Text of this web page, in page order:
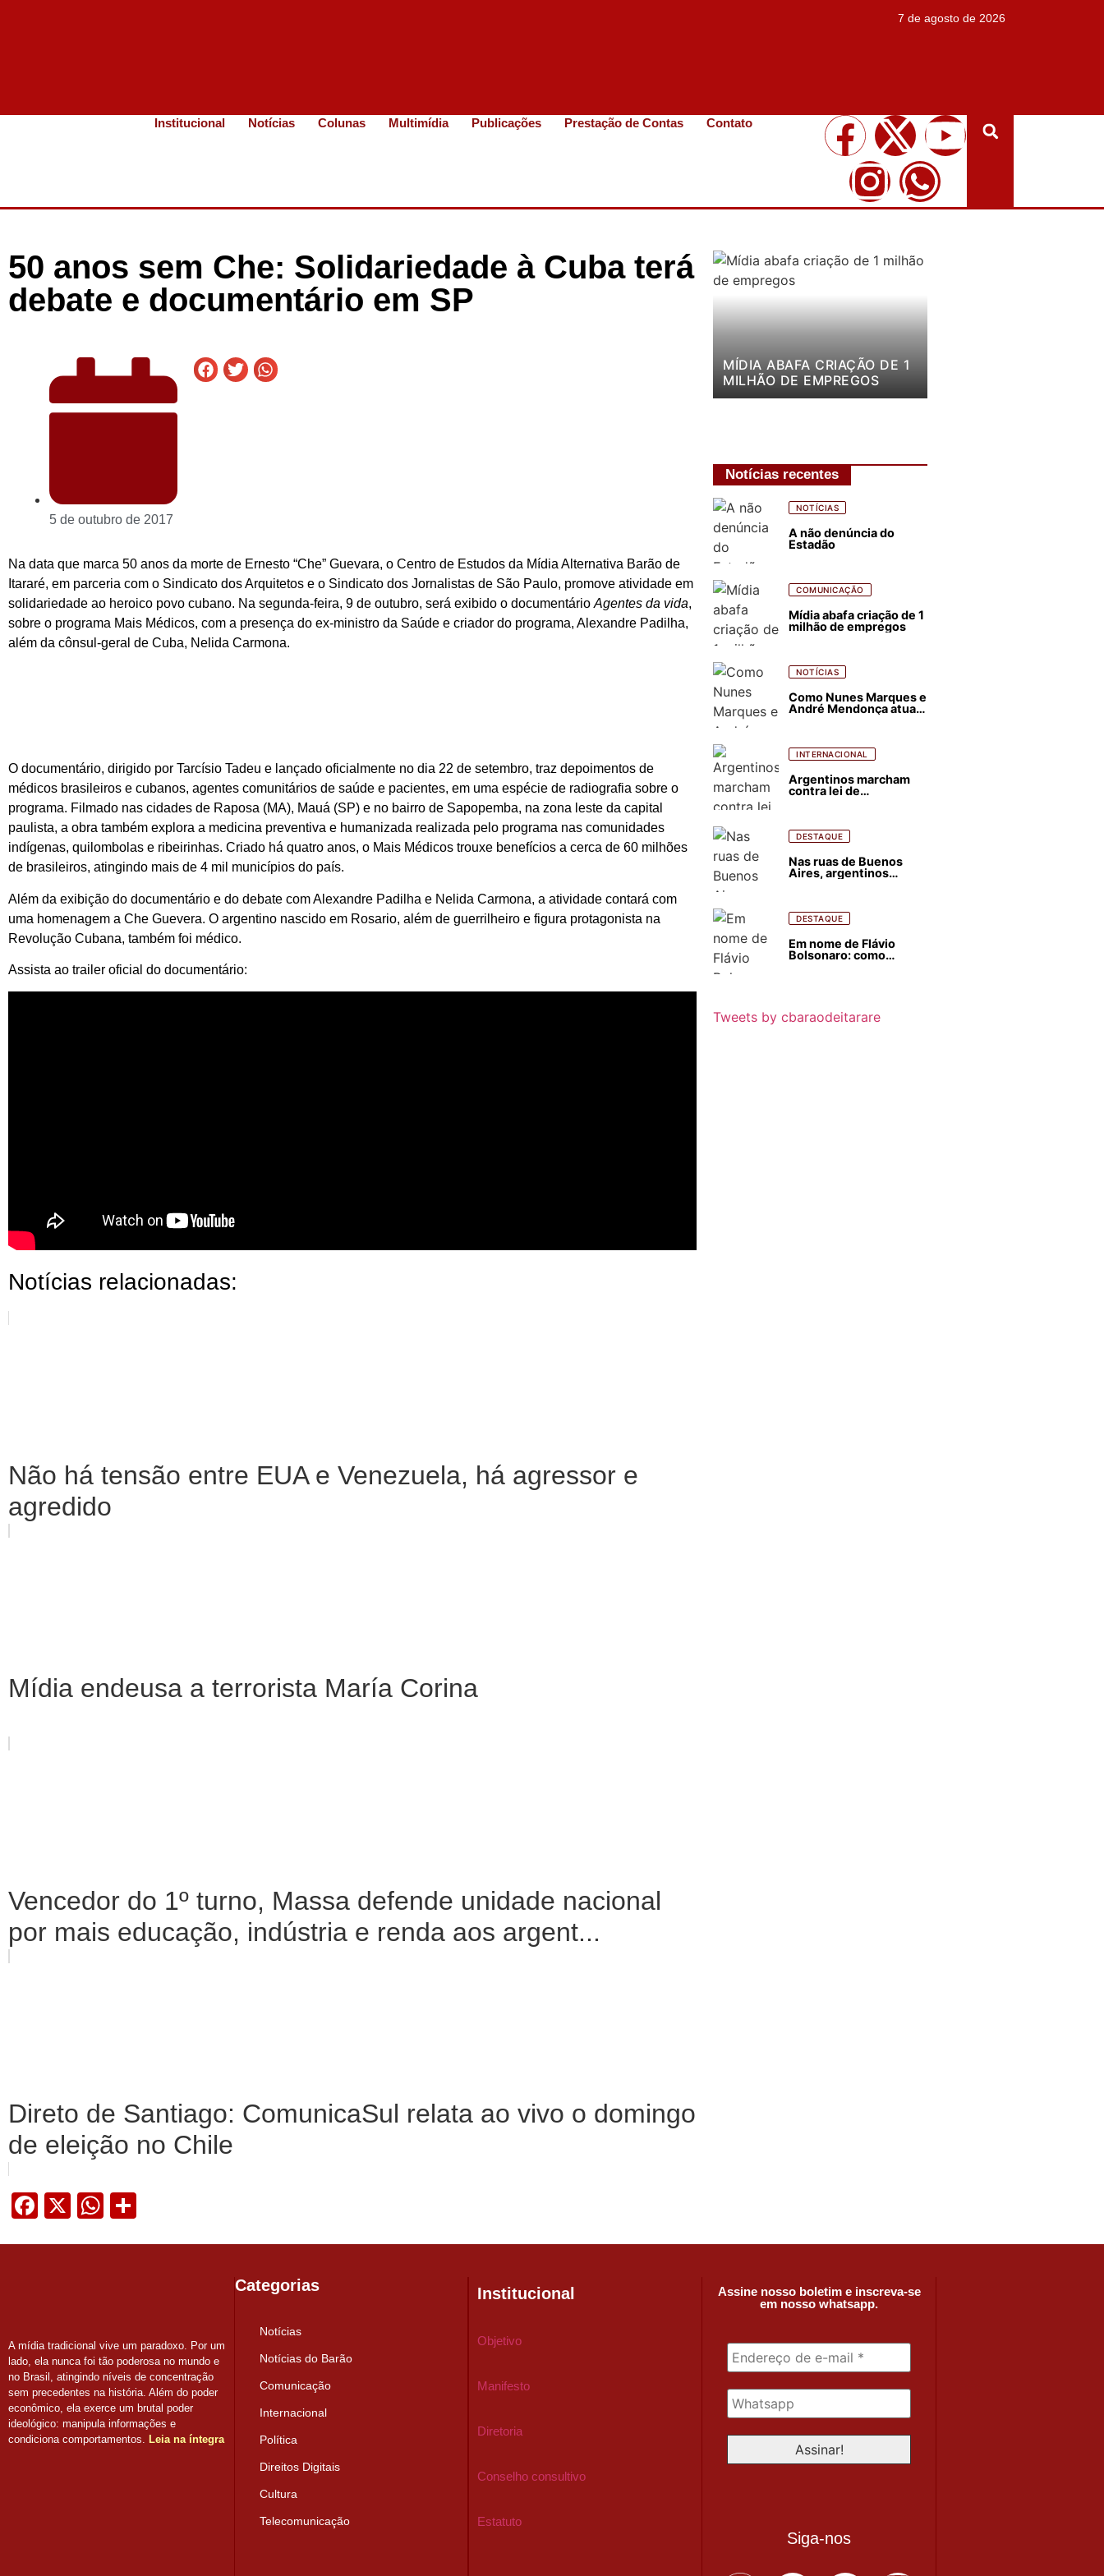
7 de agosto de 2026
Institucional Notícias Colunas Multimídia Publicações Prestação de Contas Contato
50 anos sem Che: Solidariedade à Cuba terá
debate e documentário em SP
5 de outubro de 2017
Na data que marca 50 anos da morte de Ernesto “Che” Guevara, o Centro de Estudos da Mídia Alternativa Barão de
Itararé, em parceria com o Sindicato dos Arquitetos e o Sindicato dos Jornalistas de São Paulo, promove atividade em
solidariedade ao heroico povo cubano. Na segunda-feira, 9 de outubro, será exibido o documentário Agentes da vida,
sobre o programa Mais Médicos, com a presença do ex-ministro da Saúde e criador do programa, Alexandre Padilha,
além da cônsul-geral de Cuba, Nelida Carmona.
O documentário, dirigido por Tarcísio Tadeu e lançado oficialmente no dia 22 de setembro, traz depoimentos de
médicos brasileiros e cubanos, agentes comunitários de saúde e pacientes, em uma espécie de radiografia sobre o
programa. Filmado nas cidades de Raposa (MA), Mauá (SP) e no bairro de Sapopemba, na zona leste da capital
paulista, a obra também explora a medicina preventiva e humanizada realizada pelo programa nas comunidades
indígenas, quilombolas e ribeirinhas. Criado há quatro anos, o Mais Médicos trouxe benefícios a cerca de 60 milhões
de brasileiros, atingindo mais de 4 mil municípios do país.
Além da exibição do documentário e do debate com Alexandre Padilha e Nelida Carmona, a atividade contará com
uma homenagem a Che Guevera. O argentino nascido em Rosario, além de guerrilheiro e figura protagonista na
Revolução Cubana, também foi médico.
Assista ao trailer oficial do documentário:
Notícias relacionadas:
Não há tensão entre EUA e Venezuela, há agressor e
agredido
Mídia endeusa a terrorista María Corina
Vencedor do 1º turno, Massa defende unidade nacional
por mais educação, indústria e renda aos argent...
Direto de Santiago: ComunicaSul relata ao vivo o domingo
de eleição no Chile
Facebook
X WhatsApp
MÍDIA ABAFA CRIAÇÃO DE 1
MILHÃO DE EMPREGOS
Notícias recentes
NOTÍCIAS
A não denúncia do
Estadão
COMUNICAÇÃO
Mídia abafa criação de 1
milhão de empregos
NOTÍCIAS
Como Nunes Marques e
André Mendonça atuam
INTERNACIONAL
Argentinos marcham
contra lei de
florestais
DESTAQUE
Nas ruas de Buenos
Aires, argentinos
DESTAQUE
Em nome de Flávio
Bolsonaro: como
Tweets by cbaraodeitarare
A mídia tradicional vive um paradoxo. Por um
lado, ela nunca foi tão poderosa no mundo e
no Brasil, atingindo níveis de concentração
sem precedentes na história. Além do poder
econômico, ela exerce um brutal poder
ideológico: manipula informações e
condiciona comportamentos. Leia na íntegra
Categorias
Notícias
Notícias do Barão
Comunicação
Internacional
Política
Direitos Digitais
Cultura
Telecomunicação
Institucional
Objetivo
Manifesto
Diretoria
Conselho consultivo
Estatuto
Assine nosso boletim e inscreva-se
em nosso whatsapp.
Siga-nos